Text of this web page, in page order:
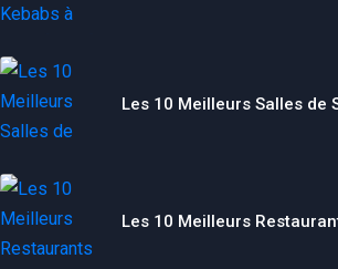
Les 10 Meilleurs Salles de
Les 10 Meilleurs